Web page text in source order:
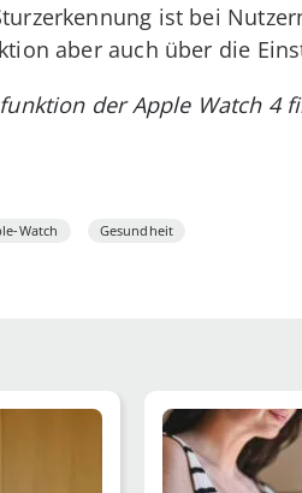
ist bei
aber auch über die
der Apple Watch 4
Watch Gesundheit